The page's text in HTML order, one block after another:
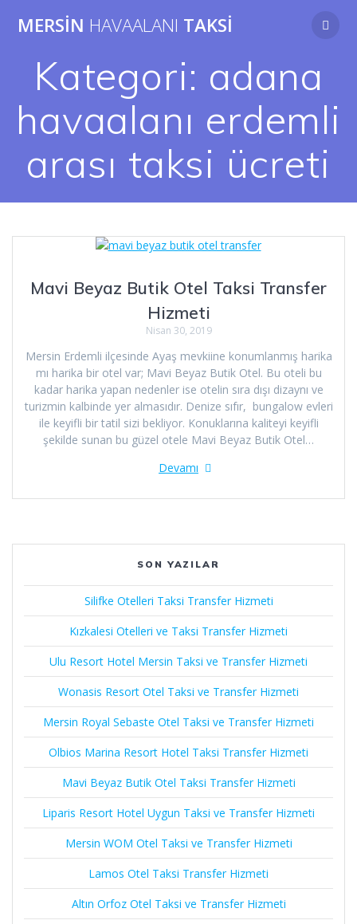
to
MERSIN HAVAALANI TAKSI
Kategori: adana
havaalanı erdemli
arası taksi ücreti
Mavi Beyaz Butik Otel Taksi Transfer
Hizmeti
Nisan 30, 2019
Mersin Erdemli ilçesinde Ayaş mevkiine konumlanmış harika
mı harika bir otel var; Mavi Beyaz Butik Otel. Bu oteli bu
kadar harika yapan nedenler ise otelin sıra dışı dizaynı ve
turizmin kalbinde yer almasıdır. Denize sıfır, bungalow evleri
ile keyifli bir tatil sizi bekliyor. Konuklarına kaliteyi keyifli
şekilde sunan bu güzel otele Mavi Beyaz Butik Otel…
Devamı
SON YAZILAR
Silifke Otelleri Taksi Transfer Hizmeti
Kızkalesi Otelleri ve Taksi Transfer Hizmeti
Ulu Resort Hotel Mersin Taksi ve Transfer Hizmeti
Wonasis Resort Otel Taksi ve Transfer Hizmeti
Mersin Royal Sebaste Otel Taksi ve Transfer Hizmeti
Olbios Marina Resort Hotel Taksi Transfer Hizmeti
Mavi Beyaz Butik Otel Taksi Transfer Hizmeti
Liparis Resort Hotel Uygun Taksi ve Transfer Hizmeti
Mersin WOM Otel Taksi ve Transfer Hizmeti
Lamos Otel Taksi Transfer Hizmeti
Altın Orfoz Otel Taksi ve Transfer Hizmeti